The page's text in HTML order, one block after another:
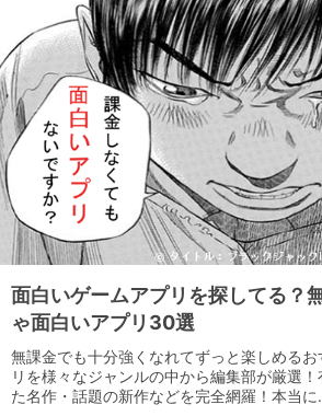
面白いゲームアプリを探してる？
ゃ面白いアプリ30選
無課金でも十分強くなれてずっと楽しめる
リを様々なジャンルの中から編集部が厳選
た名作・話題の新作などを完全網羅！本当に